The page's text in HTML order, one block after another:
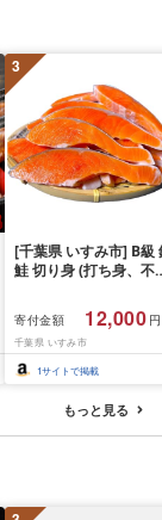
南 藤沢
3
[千葉県 いすみ市] B級
鮭 切り身 (打ち身、不
凍 魚 訳あり 海鮮 西川
おつまみ おかず
寄付金額 12,000
千葉県 いすみ市
1サイトで掲載
もっと見る